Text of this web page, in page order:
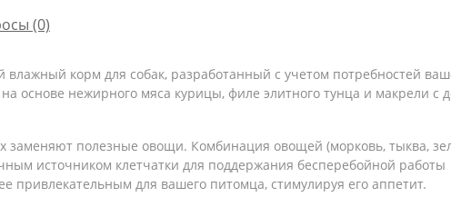
(0)
влажный корм для собак, разработанный с учетом потребностей
основе нежирного мяса курицы, филе элитного тунца и макрели с
заменяют полезные овощи. Комбинация овощей (морковь, тыква,
источником клетчатки для поддержания бесперебойной работы
привлекательным для вашего питомца, стимулируя его аппетит.